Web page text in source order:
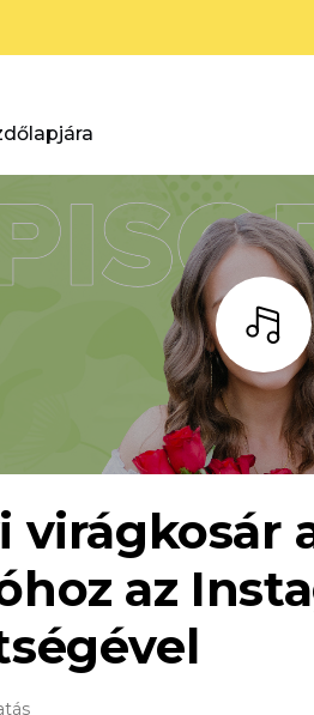
Hallgass
virágkosár
az